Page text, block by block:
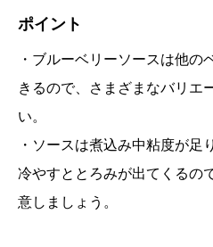
ポイント
・ブルーベリーソースは他
きるので、さまざまなバリエ
い。
・ソースは煮込み中粘度が足
冷やすととろみが出てくるの
意しましょう。